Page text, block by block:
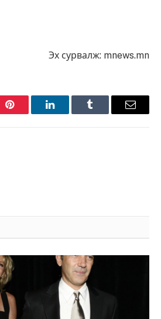
Эх сурвалж: mnews.mn
Pinterest LinkedInTumblr Имэйл